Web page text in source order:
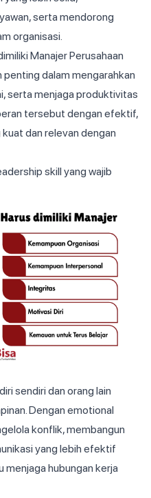
serta mendorong
organisasi.
Manajer Perusahaan
dalam mengarahkan
serta menjaga produktivitas
tersebut dengan efektif,
dan relevan dengan
skill yang wajib
sendiri dan orang lain
Dengan emotional
konflik, membangun
yang lebih efektif
menjaga hubungan kerja